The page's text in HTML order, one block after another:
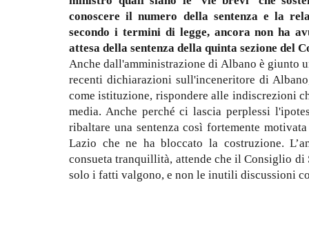
conoscere il numero della sentenza e la
secondo i termini di legge, ancora non ha
attesa della sentenza della quinta sezione del
Anche dall'amministrazione di Albano è giunto
recenti dichiarazioni sull'inceneritore di
come istituzione, rispondere alle indiscrezioni
media. Anche perché ci lascia perplessi
ribaltare una sentenza così fortemente
Lazio che ne ha bloccato la costruzione.
consueta tranquillità, attende che il Consiglio di
solo i fatti valgono, e non le inutili discussioni